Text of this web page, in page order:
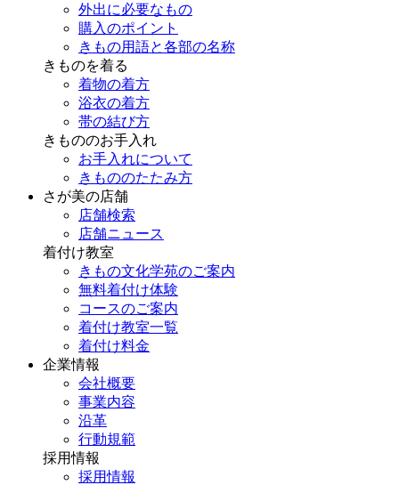
外出に必要なもの
購入のポイント
きもの用語と各部の名称
きものを着る
着物の着方
浴衣の着方
帯の結び方
きもののお手入れ
お手入れについて
きもののたたみ方
さが美の店舗
店舗検索
店舗ニュース
着付け教室
きもの文化学苑のご案内
無料着付け体験
コースのご案内
着付け教室一覧
着付け料金
企業情報
会社概要
事業内容
沿革
行動規範
採用情報
採用情報